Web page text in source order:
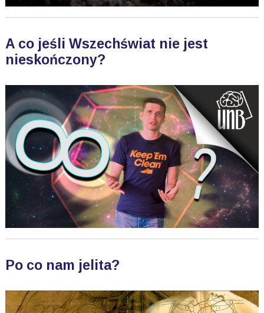
A co jeśli Wszechświat nie jest
nieskończony?
Po co nam jelita?